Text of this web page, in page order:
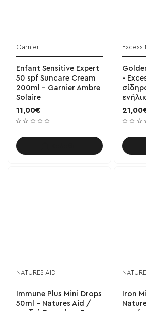
Garnier
Enfant Sensitive Expert
50 spf Suncare Cream
200ml - Garnier Ambre
Solaire
11,00€
Excess
-
NATURES AID
Immune Plus Mini Drops
50ml - Natures Aid /
Iron